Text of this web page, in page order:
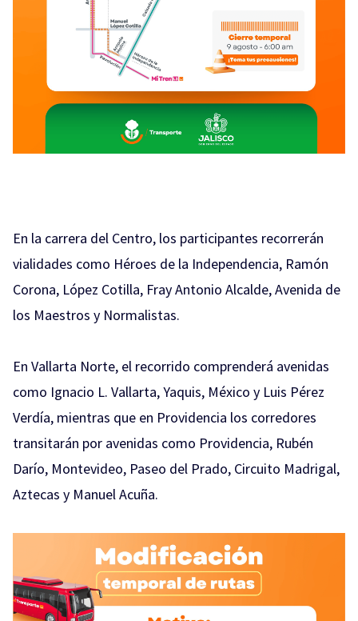
En la carrera del Centro, los participantes recorrerán
vialidades como Héroes de la Independencia, Ramón
Corona, López Cotilla, Fray Antonio Alcalde, Avenida de
los Maestros y Normalistas.
En Vallarta Norte, el recorrido comprenderá avenidas
como Ignacio L. Vallarta, Yaquis, México y Luis Pérez
Verdía, mientras que en Providencia los corredores
transitarán por avenidas como Providencia, Rubén
Darío, Montevideo, Paseo del Prado, Circuito Madrigal,
Aztecas y Manuel Acuña.